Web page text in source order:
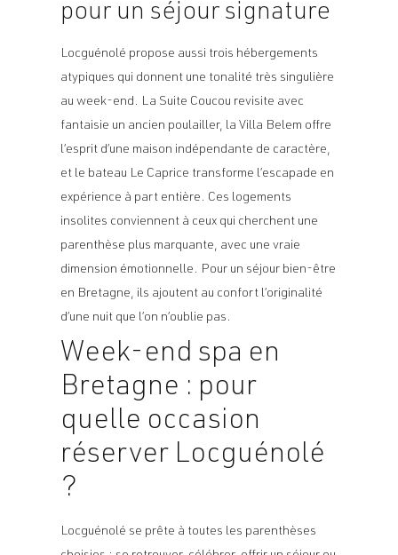
pour un séjour signature
Locguénolé propose aussi trois hébergements
atypiques qui donnent une tonalité très singulière
au week-end. La Suite Coucou revisite avec
fantaisie un ancien poulailler, la Villa Belem offre
l’esprit d’une maison indépendante de caractère,
et le bateau Le Caprice transforme l’escapade en
expérience à part entière. Ces logements
insolites conviennent à ceux qui cherchent une
parenthèse plus marquante, avec une vraie
dimension émotionnelle. Pour un séjour bien-être
en Bretagne, ils ajoutent au confort l’originalité
d’une nuit que l’on n’oublie pas.
Week-end spa en
Bretagne : pour
quelle occasion
réserver Locguénolé
?
Locguénolé se prête à toutes les parenthèses